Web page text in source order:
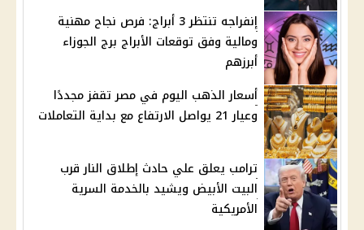
إنفراجه تنتظر 3 أبراج: فرص نجاح مهنية
ومالية وفق توقعات الأبراج برج الجوزاء
أبرزهم
أسعار الذهب اليوم في مصر تقفز مجددًا
وعيار 21 يواصل الارتفاع مع بداية التعاملات
ترامب يعلق علي حادث إطلاق النار قرب
البيت الأبيض ويشيد بالخدمة السرية
الأمريكية